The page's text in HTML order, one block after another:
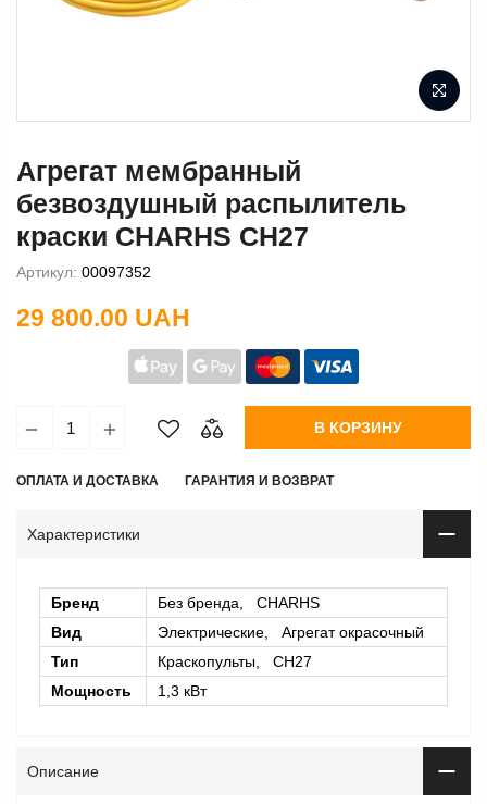
Агрегат мембранный
безвоздушный распылитель
краски CHARHS CH27
Артикул: 00097352
29 800.00 UAH
В КОРЗИНУ
ОПЛАТА И ДОСТАВКА ГАРАНТИЯ И ВОЗВРАТ
Характеристики
Бренд
Без бренда, CHARHS
Вид
Электрические, Агрегат окрасочный
Тип
Краскопульты, CH27
Мощность
1,3 кВт
Описание